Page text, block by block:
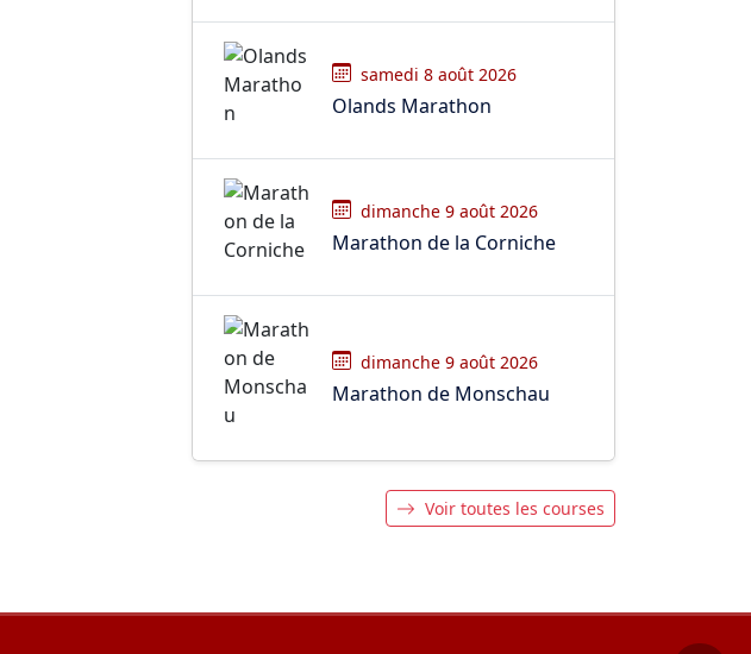
samedi 8 août 2026
Olands Marathon
dimanche 9 août 2026
Marathon de la Corniche
dimanche 9 août 2026
Marathon de Monschau
Voir toutes les courses